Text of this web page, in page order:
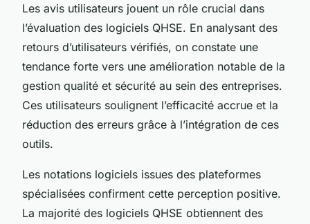
Les avis utilisateurs jouent un rôle crucial dans
l’évaluation des logiciels QHSE. En analysant des
retours d’utilisateurs vérifiés, on constate une
tendance forte vers une amélioration notable de la
gestion qualité et sécurité au sein des entreprises.
Ces utilisateurs soulignent l’efficacité accrue et la
réduction des erreurs grâce à l’intégration de ces
outils.
Les notations logiciels issues des plateformes
spécialisées confirment cette perception positive.
La majorité des logiciels QHSE obtiennent des